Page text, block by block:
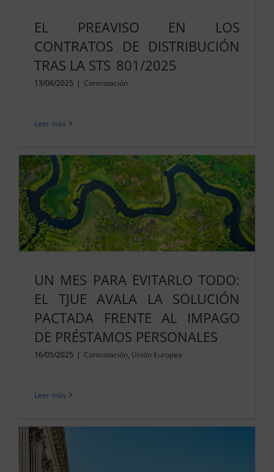
EL PREAVISO EN LOS
CONTRATOS DE DISTRIBUCIÓN
TRAS LA STS 801/2025
13/06/2025 | Contratación
Leer más
UN MES PARA EVITARLO TODO:
EL TJUE AVALA LA SOLUCIÓN
PACTADA FRENTE AL IMPAGO
DE PRÉSTAMOS PERSONALES
16/05/2025 | Contratación, Unión Europea
Leer más